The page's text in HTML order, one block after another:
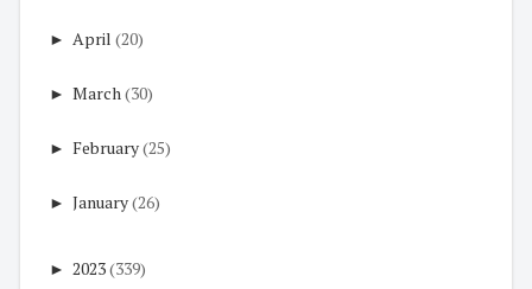
► April (20)
► March(30)
► February(25)
► January(26)
► 2023(339)